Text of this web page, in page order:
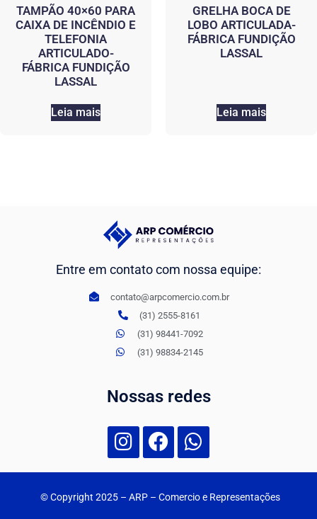
TAMPÃO 40×60 PARA
CAIXA DE INCÊNDIO E
TELEFONIA
ARTICULADO-
FÁBRICA FUNDIÇÃO
LASSAL
Leia mais
GRELHA BOCA DE
LOBO ARTICULADA-
FÁBRICA FUNDIÇÃO
LASSAL
Leia mais
Entre em contato com nossa equipe:
contato@arpcomercio.com.br
(31) 2555-8161
(31) 98441-7092
(31) 98834-2145
Nossas redes
© Copyright 2025 – ARP – Comercio e Representações